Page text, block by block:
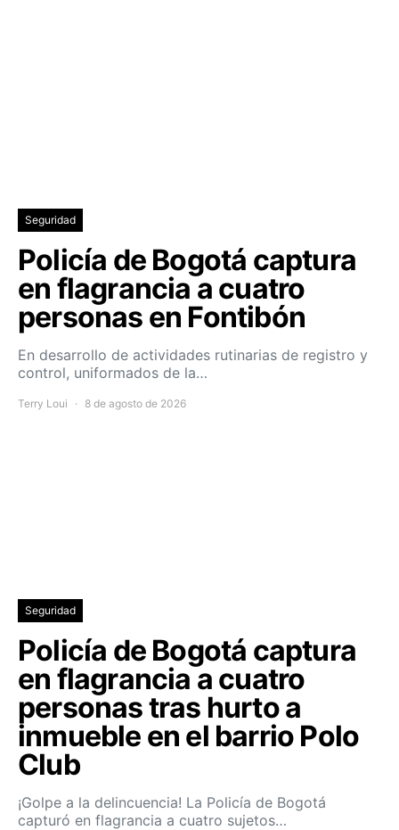
Seguridad
Policía de Bogotá captura
en flagrancia a cuatro
personas en Fontibón
En desarrollo de actividades rutinarias de registro y
control, uniformados de la…
Terry Loui 8 de agosto de 2026
Seguridad
Policía de Bogotá captura
en flagrancia a cuatro
personas tras hurto a
inmueble en el barrio Polo
Club
¡Golpe a la delincuencia! La Policía de Bogotá
capturó en flagrancia a cuatro sujetos…